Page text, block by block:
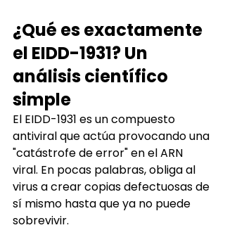
¿Qué es exactamente
el EIDD-1931? Un
análisis científico
simple
El EIDD-1931 es un compuesto
antiviral que actúa provocando una
"catástrofe de error" en el ARN
viral. En pocas palabras, obliga al
virus a crear copias defectuosas de
sí mismo hasta que ya no puede
sobrevivir.